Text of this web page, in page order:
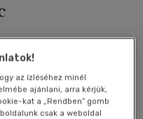
az ízléséhez minél
ajánlani, arra kérjük,
kat a „Rendben” gomb
csak a weboldal